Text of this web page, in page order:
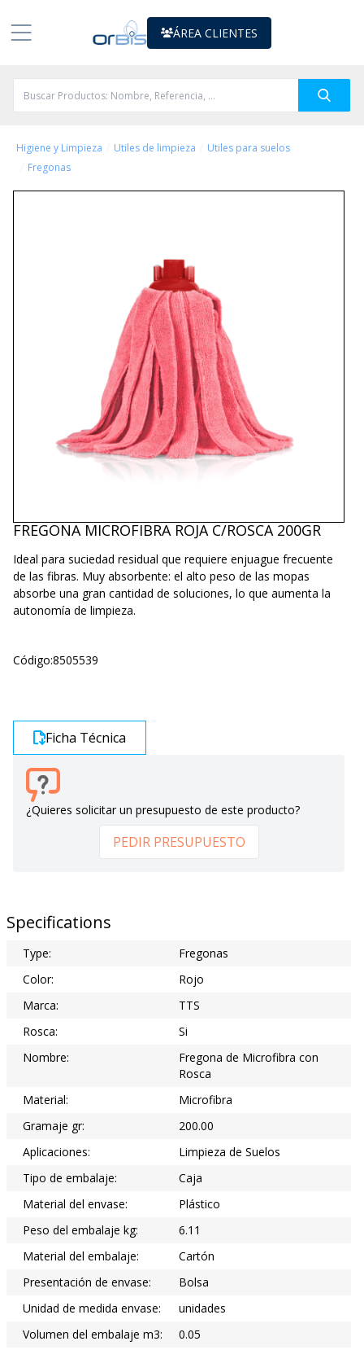
ÁREA CLIENTES
Higiene y Limpieza Utiles de limpieza Utiles para suelos
Fregonas
FREGONA MICROFIBRA ROJA C/ROSCA 200GR
Ideal para suciedad residual que requiere enjuague frecuente
de las fibras. Muy absorbente: el alto peso de las mopas
absorbe una gran cantidad de soluciones, lo que aumenta la
autonomía de limpieza.
Código:8505539
Ficha Técnica
¿Quieres solicitar un presupuesto de este producto?
PEDIR PRESUPUESTO
Specifications
Type:
Fregonas
Color:
Rojo
Marca:
TTS
Rosca:
Si
Nombre:
Fregona de Microfibra con
Rosca
Material:
Microfibra
Gramaje gr:
200.00
Aplicaciones:
Limpieza de Suelos
Tipo de embalaje:
Caja
Material del envase:
Plástico
Peso del embalaje kg:
6.11
Material del embalaje:
Cartón
Presentación de envase:
Bolsa
Unidad de medida envase:
unidades
Volumen del embalaje m3:
0.05